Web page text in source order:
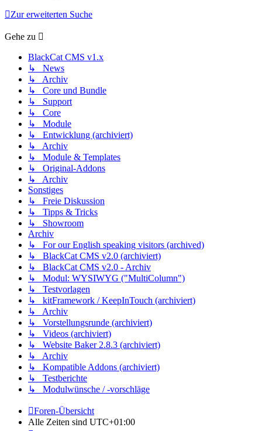
Zur erweiterten Suche
Gehe zu
BlackCat CMS v1.x
↳ News
↳ Archiv
↳ Core und Bundle
↳ Support
↳ Core
↳ Module
↳ Entwicklung (archiviert)
↳ Archiv
↳ Module & Templates
↳ Original-Addons
↳ Archiv
Sonstiges
↳ Freie Diskussion
↳ Tipps & Tricks
↳ Showroom
Archiv
↳ For our English speaking visitors (archived)
↳ BlackCat CMS v2.0 (archiviert)
↳ BlackCat CMS v2.0 - Archiv
↳ Modul: WYSIWYG ("MultiColumn")
↳ Testvorlagen
↳ kitFramework / KeepInTouch (archiviert)
↳ Archiv
↳ Vorstellungsrunde (archiviert)
↳ Videos (archiviert)
↳ Website Baker 2.8.3 (archiviert)
↳ Archiv
↳ Kompatible Addons (archiviert)
↳ Testberichte
↳ Modulwünsche / -vorschläge
Foren-Übersicht
Alle Zeiten sind UTC+01:00